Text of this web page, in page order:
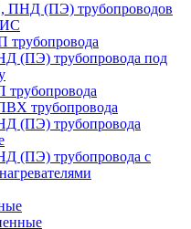
(ПЭ) трубопроводов
(ПЭ) трубопровода под
трубопровода
(ПЭ) трубопровода
(ПЭ) трубопровода с